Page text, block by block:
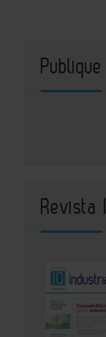
Revista